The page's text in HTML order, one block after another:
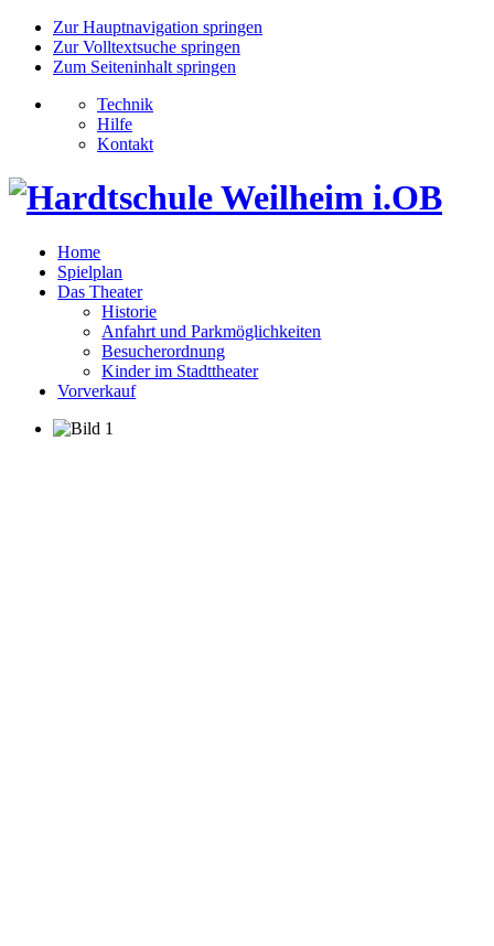
Zur Hauptnavigation springen
Zur Volltextsuche springen
Zum Seiteninhalt springen
Technik
Hilfe
Kontakt
Home
Spielplan
Das Theater
Historie
Anfahrt und Parkmöglichkeiten
Besucherordnung
Kinder im Stadttheater
Vorverkauf